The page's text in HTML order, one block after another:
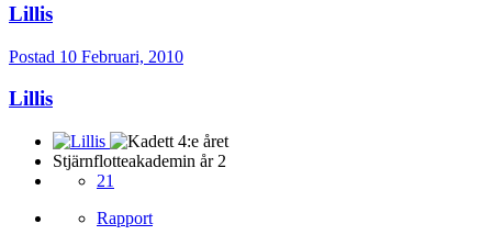
Lillis
Postad 10 Februari, 2010
Lillis
Stjärnflotteakademin år 2
21
Rapport